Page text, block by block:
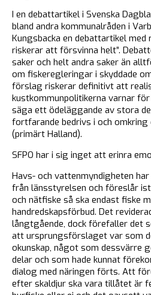
I en debattartikel i Svenska
bland andra kommunalråden i
Kungsbacka en debattartikel med
riskerar att försvinna helt”.
saker och helt andra saker än
om fiskeregleringar i skyddade
förslag riskerar definitivt att
kustkommunpolitikerna varnar
säga ett ödeläggande av stora
fortfarande bedrivs i och omkring
(primärt Halland).
SFPO har i sig inget att erinra
Havs- och vattenmyndigheten
från länsstyrelsen och föreslår
och nätfiske så ska endast fiske
handredskapsförbud. Det
långtgående, dock förefaller det
att ursprungsförslaget var som
okunskap, något som dessvärre
delar och som hade kunnat
dialog med näringen förts. Att
efter skaldjur ska vara tillåtet är